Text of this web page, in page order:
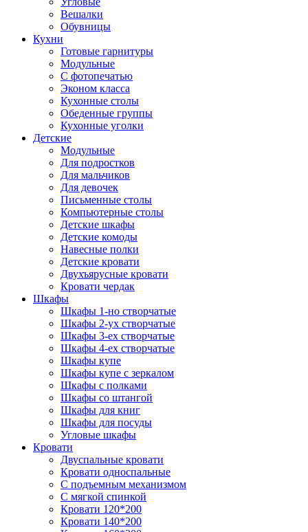
Вешалки
Обувницы
Кухни
Готовые гарнитуры
Модульные
С фотопечатью
Эконом класса
Кухонные столы
Обеденные группы
Кухонные уголки
Детские
Модульные
Для подростков
Для мальчиков
Для девочек
Письменные столы
Компьютерные столы
Детские шкафы
Детские комоды
Навесные полки
Детские кровати
Двухъярусные кровати
Кровати чердак
Шкафы
Шкафы 1-но створчатые
Шкафы 2-ух створчатые
Шкафы 3-ех створчатые
Шкафы 4-ех створчатые
Шкафы купе
Шкафы купе с зеркалом
Шкафы с полками
Шкафы со штангой
Шкафы для книг
Шкафы для посуды
Угловые шкафы
Кровати
Двуспальные кровати
Кровати односпальные
С подъемным механизмом
С мягкой спинкой
Кровати 120*200
Кровати 140*200